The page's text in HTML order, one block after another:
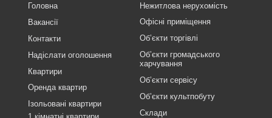
Головна
Вакансії
Контакти
Надіслати оголошення
Квартири
Оренда квартир
Ізольовані квартири
Нежитлова нерухомість
Офісні приміщення
Об’єкти торгівлі
Об’єкти громадського
харчування
Об’єкти сервісу
Об’єкти культпобуту
Склади